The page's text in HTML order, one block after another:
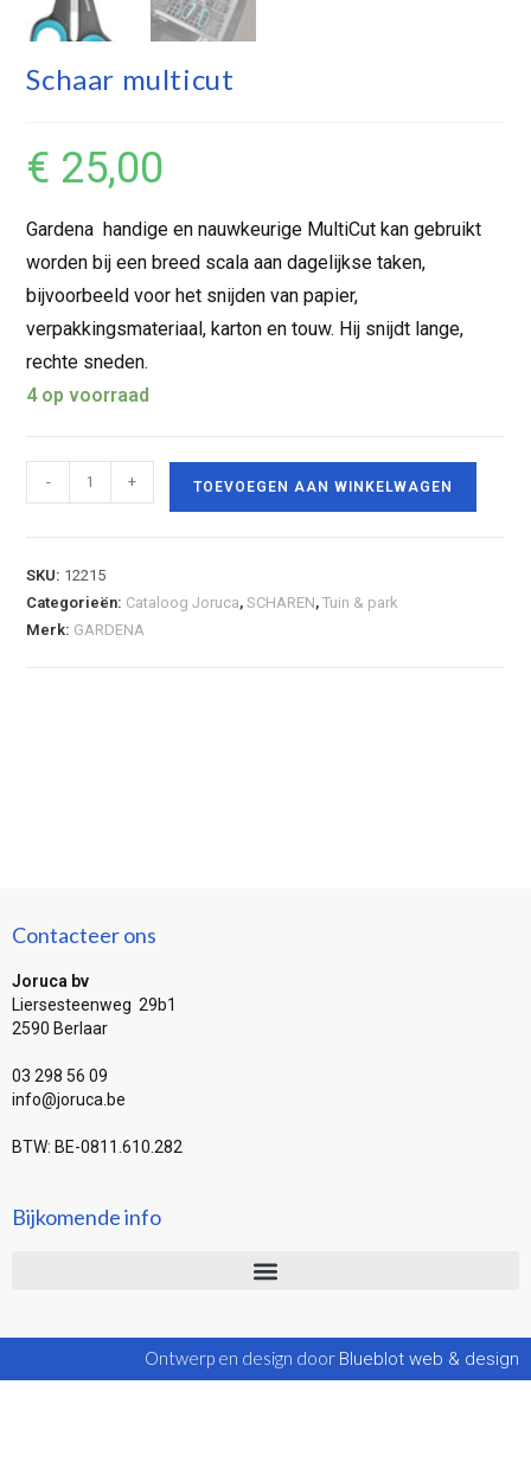
Schaar multicut
€ 25,00
Gardena handige en nauwkeurige MultiCut kan gebruikt
worden bij een breed scala aan dagelijkse taken,
bijvoorbeeld voor het snijden van papier,
verpakkingsmateriaal, karton en touw. Hij snijdt lange,
rechte sneden.
4 op voorraad
- + TOEVOEGEN AAN WINKELWAGEN
SKU: 12215
Categorieën: Cataloog Joruca,SCHAREN,Tuin & park
Merk: GARDENA
Contacteer ons
Joruca bv
Liersesteenweg 29b1
2590 Berlaar
03 298 56 09
info@joruca.be
BTW: BE-0811.610.282
Bijkomende info
Ontwerp en design door Blueblot web & design